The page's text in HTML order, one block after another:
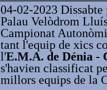
04-02-2023
Palau Velòdrom
Campionat
tant l'equip de xics
l'E.M.A. de Dénia -
s'havien classificat
millors equips de la